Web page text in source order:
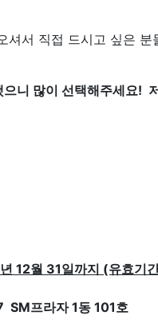
셔서 직접 드시고 싶은 분
니 많이 선택해주세요!
12월 31일까지 (유효기
SM프라자 1동 101호